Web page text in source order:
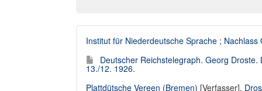
Institut für Niederdeutsche Sprache ; Nachlass
Deutscher Reichstelegraph. Georg
13./12. 1926.
Plattdütsche Vereen (Bremen) [Verfasser],